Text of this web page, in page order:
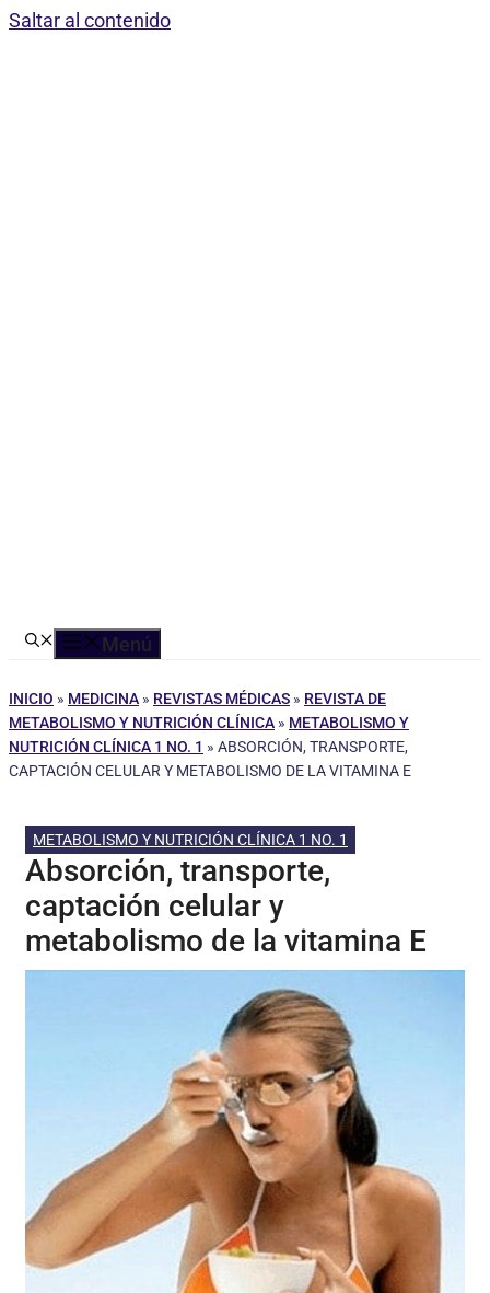
Saltar al contenido
Menú
INICIO » MEDICINA » REVISTAS MÉDICAS » REVISTA DE
METABOLISMO Y NUTRICIÓN CLÍNICA » METABOLISMO Y
NUTRICIÓN CLÍNICA 1 NO. 1 » ABSORCIÓN, TRANSPORTE,
CAPTACIÓN CELULAR Y METABOLISMO DE LA VITAMINA E
METABOLISMO Y NUTRICIÓN CLÍNICA 1 NO. 1
Absorción, transporte,
captación celular y
metabolismo de la vitamina E